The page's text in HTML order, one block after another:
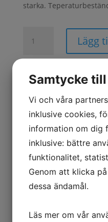
starka.
4537,
mängd
Lägg
Artikelnr:23384
Mer information
● Modell 4537
● LxBxH 500x94x82
● 40 st/förpackning
Samtycke
Vi och våra
inklusive cookies,
information om dig
inklusive: bättre
funktionalitet,
Genom att klicka
dessa ändamål.
Läs mer om vår